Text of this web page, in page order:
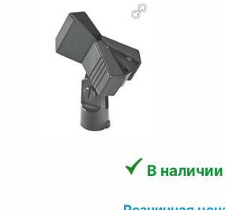
В наличии